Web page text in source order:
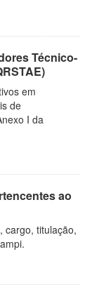
Técnico-
em
de
I da
ao
cargo, titulação,